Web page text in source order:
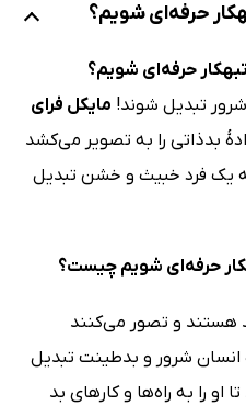
حرفه‌ای شویم؟
حرفه‌ای شویم؟
تبدیل شوند! مایکل فرای
بدذاتی را به تصویر می‌کشد
یک فرد خبیث و خشن تبدیل
حرفه‌ای شویم چیست؟
هستند و تصور می‌کنند
انسان شرور و بدطینت تبدیل
را به راه‌ها و کارهای بد